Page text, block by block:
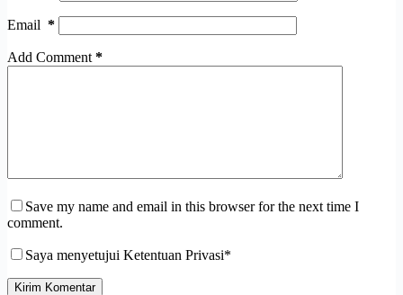
Email *
Add Comment *
Save my name and email in this browser for the next time I
comment.
Saya menyetujui Ketentuan Privasi*
Kirim Komentar